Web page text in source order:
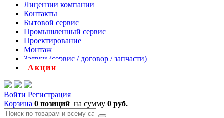
Лицензии компании
Контакты
Бытовой сервис
Промышленный сервис
Проектирование
Монтаж
Заявки (сервис / договор / запчасти)
Акции
Войти Регистрация
Корзина 0 позиций на сумму 0 руб.